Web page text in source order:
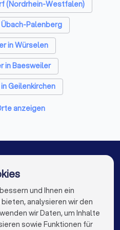
(Nordrhein-Westfalen)
Palenberg
in Würselen
in Baesweiler
Geilenkirchen
in Aachen
(Rheinland)
Finanzberater in Berlin
in Hamburg
anzeigen
Sie
und Ihnen ein
analysieren wir den
wir Daten, um Inhalte
sowie Funktionen für